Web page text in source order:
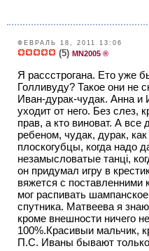
ФЕВРАЛЬ 18, 2011 13:06
(5) MN2005 ®
Я рассстрогана. Ето уже
Голливуду? Такое они не
Иван-дурак-чудак. Анна и
уходит от него. Без слез,
прав, а кто виноват. А
ребеном, чудак, дурак,
плоскогубцы, когда надо
незамысловатые танцi,
он придумал игру в
вяжется с поставленними
мог распивать
спутника. Матвеева я
кроме внешности ничего
100%.Красивыи мальчик,
П.С. Иваны бывают только